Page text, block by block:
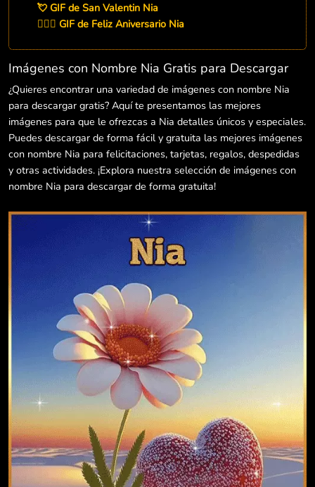
💘 GIF de San Valentin Nia
👨‍❤️‍👨 GIF de Feliz Aniversario Nia
Imágenes con Nombre Nia Gratis para Descargar
¿Quieres encontrar una variedad de imágenes con nombre Nia
para descargar gratis? Aquí te presentamos las mejores
imágenes para que le ofrezcas a Nia detalles únicos y especiales.
Puedes descargar de forma fácil y gratuita las mejores imágenes
con nombre Nia para felicitaciones, tarjetas, regalos, despedidas
y otras actividades. ¡Explora nuestra selección de imágenes con
nombre Nia para descargar de forma gratuita!